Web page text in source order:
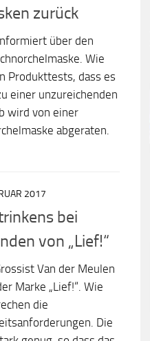
zurück
über den
Wie
Produkttests, dass es
einer unzureichenden
wird von einer
abgeraten.
2017
bei
von „Lief!“
Van der Meulen
Marke „Lief!“. Wie
die
Die